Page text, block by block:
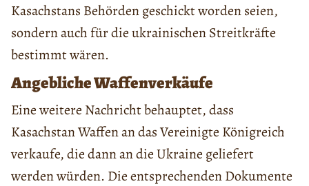
Kasachstans Behörden geschickt worden seien,
sondern auch für die ukrainischen Streitkräfte
bestimmt wären.
Angebliche Waffenverkäufe
Eine weitere Nachricht behauptet, dass
Kasachstan Waffen an das Vereinigte Königreich
verkaufe, die dann an die Ukraine geliefert
werden würden. Die entsprechenden Dokumente